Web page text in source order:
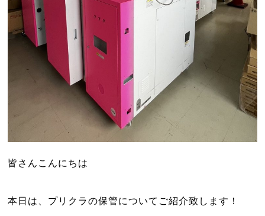
皆さんこんにちは
本日は、プリクラの保管についてご紹介致します！